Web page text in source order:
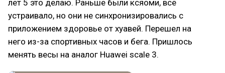
лет 5 это делаю. Раньше были ксяоми, всё
устраивало, но они не синхронизировались с
приложением здоровье от хуавей. Перешел на
него из-за спортивных часов и бега. Пришлось
менять весы на аналог Huawei scale 3.